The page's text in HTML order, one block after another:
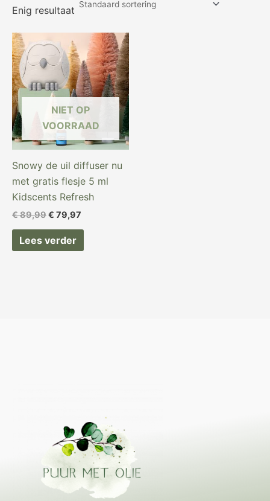
Enig resultaat
NIET OP
VOORRAAD
Snowy de uil diffuser nu
met gratis flesje 5 ml
Kidscents Refresh
€89,99
Oorspronkelijke
prijs
was:
€ 89,99.
€ 79,97
Huidige
prijs
is:
€ 79,97.
Lees verder